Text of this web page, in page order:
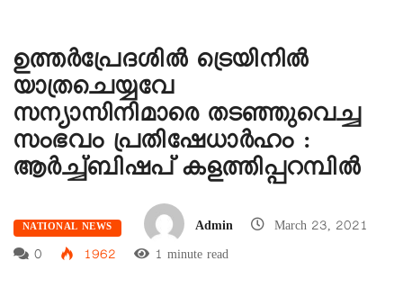
ഉത്തർപ്രേദശിൽ ട്രെയിനിൽ
യാത്രചെയ്യവേ
സന്യാസിനിമാരെ തടഞ്ഞുവെച്ച
സംഭവം പ്രതിഷേധാർഹം :
ആർച്ച്ബിഷപ് കളത്തിപ്പറമ്പിൽ
NATIONAL NEWS Admin
March 23, 2021
0
1962 1 minute read